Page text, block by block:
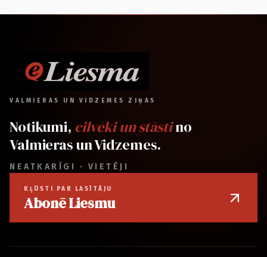
VALMIERAS UN VIDZEMES ZIŅAS
Notikumi, cilvēki un stāstino
Valmieras un Vidzemes.
NEATKARĪGI · VIETĒJI
KĻŪSTI PAR LASĪTĀJU
Abonē Liesmu